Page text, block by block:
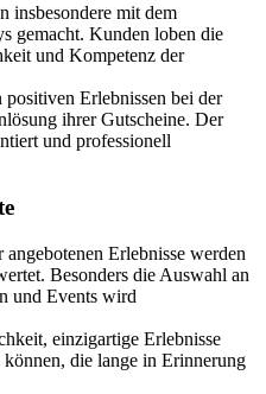
insbesondere mit dem
gemacht. Kunden loben die
und Kompetenz der
Erlebnissen bei der
ihrer Gutscheine. Der
und professionell
Erlebnisse werden
Besonders die Auswahl an
und Events wird
einzigartige Erlebnisse
die lange in Erinnerung